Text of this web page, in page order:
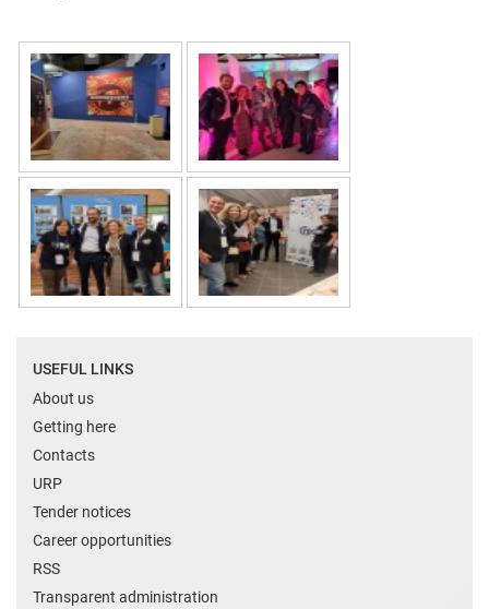
USEFUL LINKS
About us
Getting here
Contacts
URP
Tender notices
Career opportunities
RSS
Transparent administration